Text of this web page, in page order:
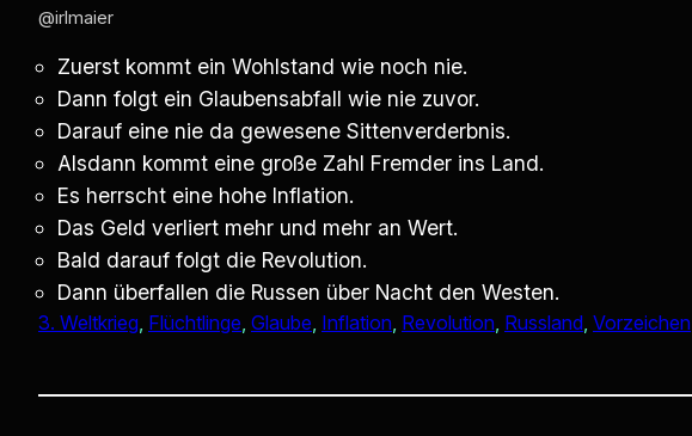
@irlmaier
Zuerst kommt ein Wohlstand wie noch nie.
Dann folgt ein Glaubensabfall wie nie zuvor.
Darauf eine nie da gewesene Sittenverderbnis.
Alsdann kommt eine große Zahl Fremder ins Land.
Es herrscht eine hohe Inflation.
Das Geld verliert mehr und mehr an Wert.
Bald darauf folgt die Revolution.
Dann überfallen die Russen über Nacht den Westen.
3. Weltkrieg Flüchtlinge Glaube Inflation Revolution Russland Vorzeichen